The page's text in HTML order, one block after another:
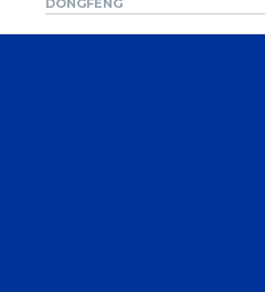
DONGFENG